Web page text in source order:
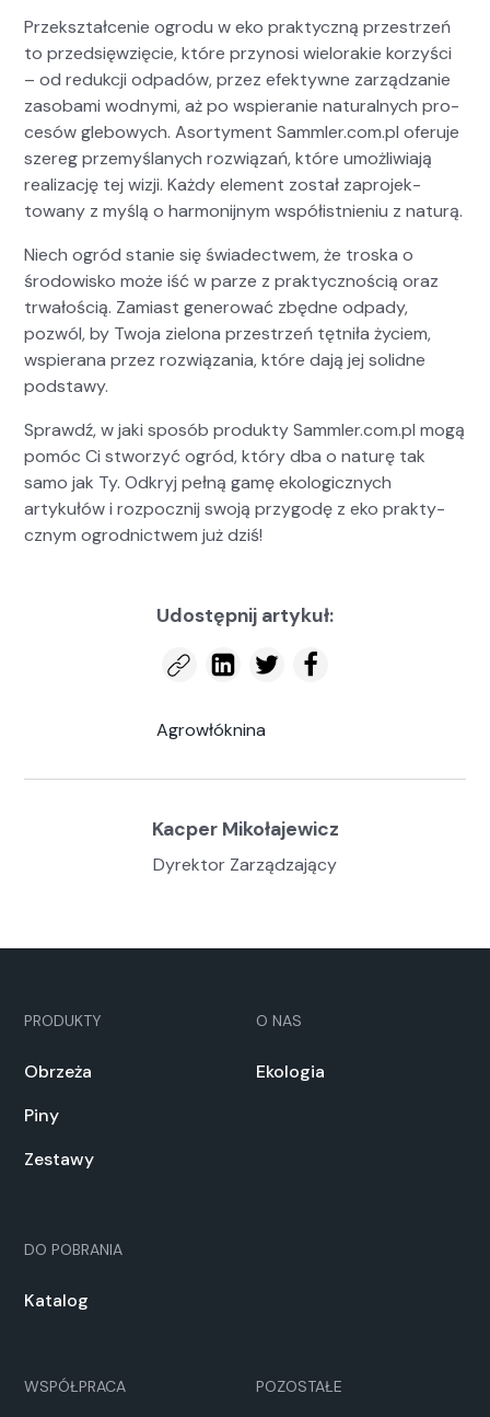
Przek­sz­tałce­nie ogro­du w eko prak­ty­czną przestrzeń
to przed­sięwz­ię­cie, które przynosi wielo­rakie korzyś­ci
– od redukcji odpadów, przez efek­ty­wne zarządzanie
zasoba­mi wod­ny­mi, aż po wspieranie nat­u­ral­nych pro­
cesów gle­bowych. Asorty­ment Sammler.com.pl ofer­u­je
szereg prze­myślanych rozwiązań, które umożli­wia­ją
real­iza­cję tej wiz­ji. Każdy ele­ment został zapro­jek­
towany z myślą o har­moni­jnym współist­nie­niu z naturą.
Niech ogród stanie się świadectwem, że tros­ka o
środowisko może iść w parze z prak­ty­cznoś­cią oraz
trwałoś­cią. Zami­ast gen­erować zbędne odpady,
pozwól, by Two­ja zielona przestrzeń tęt­niła życiem,
wspier­ana przez rozwiąza­nia, które dają jej solidne
pod­stawy.
Sprawdź, w jaki sposób pro­duk­ty Sammler.com.pl mogą
pomóc Ci stworzyć ogród, który dba o naturę tak
samo jak Ty. Odkryj pełną gamę eko­log­icznych
artykułów i rozpocznij swo­ją przy­godę z eko prak­ty­
cznym ogrod­nictwem już dziś!
Udostępnij artykuł:
Agrowłóknina
Kacper Mikołajewicz
Dyrektor Zarządzający
PRODUKTY
Obrzeża
Piny
Zestawy
O NAS
Ekologia
DO POBRANIA
Katalog
WSPÓŁPRACA POZOSTAŁE